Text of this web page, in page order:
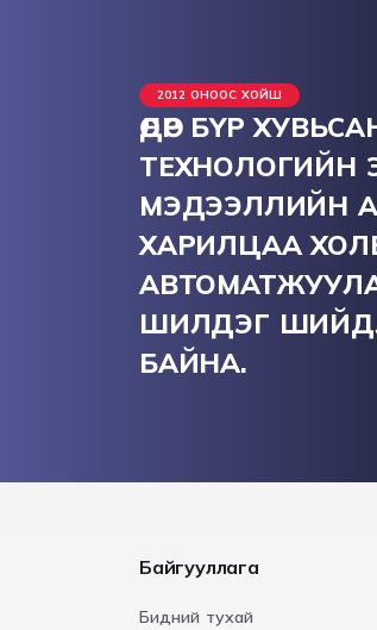
2012 ОНООС ХОЙШ
ӨДӨР БҮР
ТЕХНОЛОГИЙН
МЭДЭЭЛЛИЙН
ХАРИЛЦАА
ШИЛДЭГ
БАЙНА.
Байгууллага
Бидний тухай